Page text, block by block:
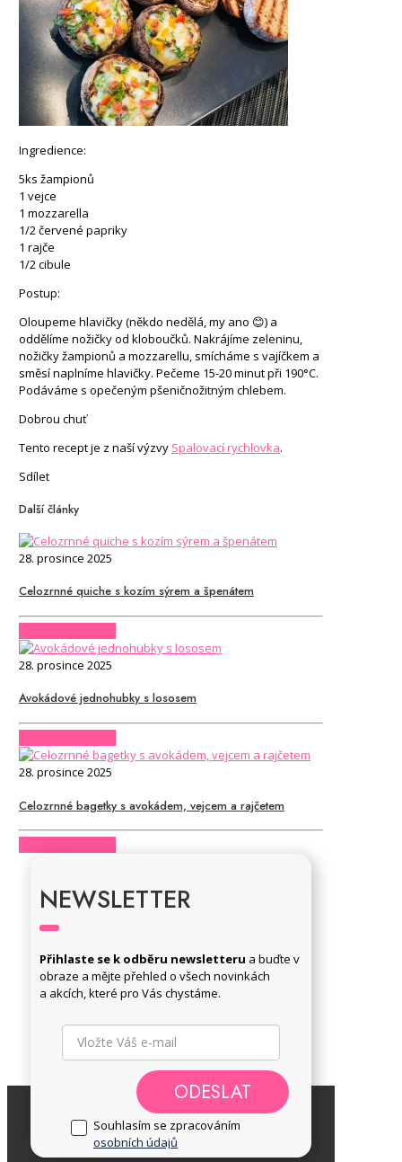
Ingredience:
5ks žampionů
1 vejce
1 mozzarella
1/2 červené papriky
1 rajče
1/2 cibule
Postup:
Oloupeme hlavičky (někdo nedělá, my ano 😊) a
oddělíme nožičky od kloboučků. Nakrájíme zeleninu,
nožičky žampionů a mozzarellu, smícháme s vajíčkem a
směsí naplníme hlavičky. Pečeme 15-20 minut při 190°C.
Podáváme s opečeným pšeničnožitným chlebem.
Dobrou chuť
Tento recept je z naší výzvy Spalovací rychlovka.
Sdílet
Další články
28. prosince 2025
Celozrnné quiche s kozím sýrem a špenátem
28. prosince 2025
Avokádové jednohubky s lososem
28. prosince 2025
Celozrnné bagetky s avokádem, vejcem a rajčetem
NEWSLETTER
Přihlaste se k odběru newsletteru a buďte v
obraze a mějte přehled o všech novinkách
a akcích, které pro Vás chystáme.
ODESLAT
Souhlasím se zpracováním
osobních údajů